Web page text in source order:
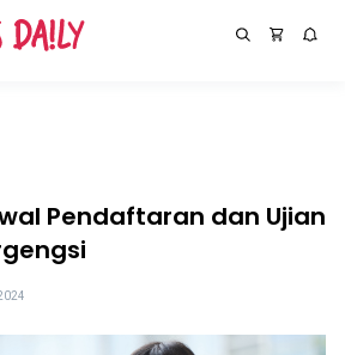
Pendaftaran dan Ujian